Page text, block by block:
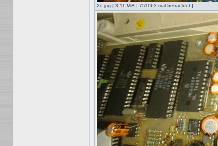
2e.jpg [ 3.11 MiB | 751063 mal betrachtet ]